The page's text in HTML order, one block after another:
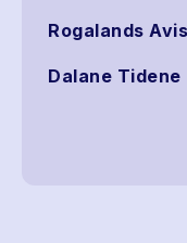
Rogalands Avis
Dalane Tidene